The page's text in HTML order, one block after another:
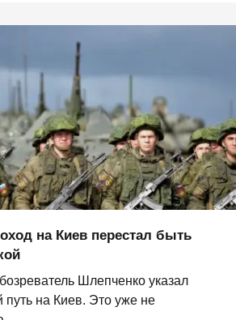
на Киев перестал быть
Шлепченко указал
на Киев. Это уже не